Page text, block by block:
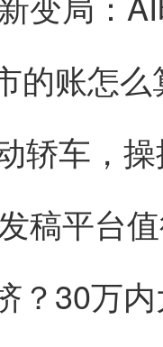
的账怎
轿车，
？30万